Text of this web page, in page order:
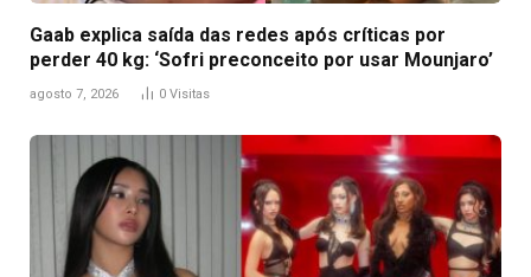
Gaab explica saída das redes após críticas por
perder 40 kg: ‘Sofri preconceito por usar Mounjaro’
agosto 7, 2026 0 Visitas